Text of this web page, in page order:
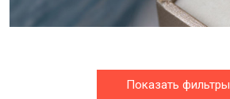
Показать фильтры